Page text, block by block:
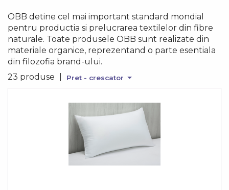
OBB detine cel mai important standard mondial
pentru productia si prelucrarea textilelor din fibre
naturale. Toate produsele OBB sunt realizate din
materiale organice, reprezentand o parte esentiala
din filozofia brand-ului.
23 produse
Pret - crescator